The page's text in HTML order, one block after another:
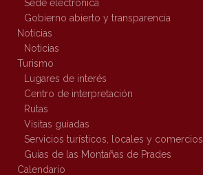
Sede electrónica
Gobierno abierto y transparencia
Noticias
Noticias
Turismo
Lugares de interés
Centro de interpretación
Rutas
Visitas guiadas
Servicios turísticos, locales y comercios
Guías de las Montañas de Prades
Calendario